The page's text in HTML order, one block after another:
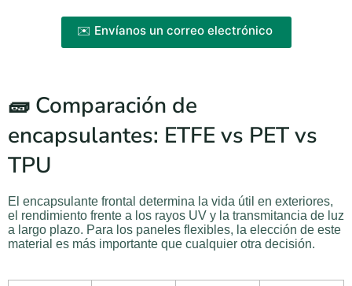
✉️ Envíanos un correo electrónico
🧱 Comparación de
encapsulantes: ETFE vs PET vs
TPU
El encapsulante frontal determina la vida útil en exteriores,
el rendimiento frente a los rayos UV y la transmitancia de luz
a largo plazo. Para los paneles flexibles, la elección de este
material es más importante que cualquier otra decisión.